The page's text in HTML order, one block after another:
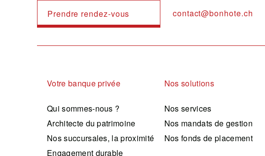
Prendre rendez-vous contact@bonhote.ch
Navigation principale
Votre banque privée
Qui sommes-nous ?
Architecte du patrimoine
Nos succursales, la proximité
Engagement durable
Nos solutions
Nos services
Nos mandats de gestion
Nos fonds de placement